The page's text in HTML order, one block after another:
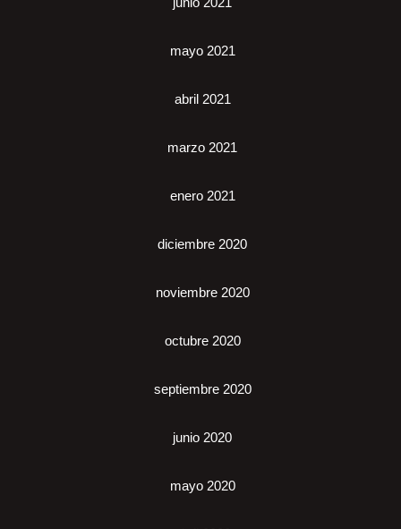
mayo 2021
abril 2021
marzo 2021
enero 2021
diciembre 2020
noviembre 2020
octubre 2020
septiembre 2020
junio 2020
mayo 2020